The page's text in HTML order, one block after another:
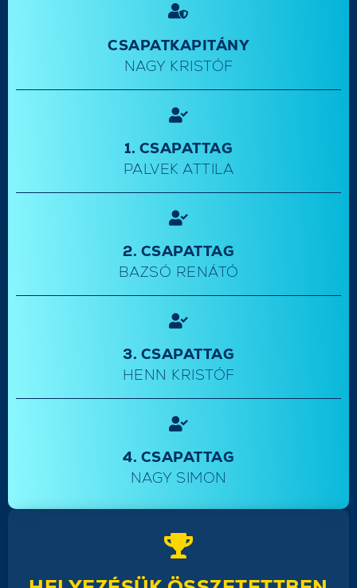
CSAPATKAPITÁNY
NAGY KRISTÓF
1. CSAPATTAG
PALVEK ATTILA
2. CSAPATTAG
BAZSÓ RENÁTÓ
3. CSAPATTAG
HENN KRISTÓF
4. CSAPATTAG
NAGY SIMON